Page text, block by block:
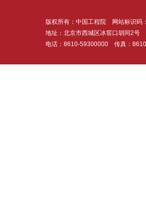
版权所有：中国工程院 网站标识码
地址：北京市西城区冰窖口胡同2
电话：8610-59300000 传真：